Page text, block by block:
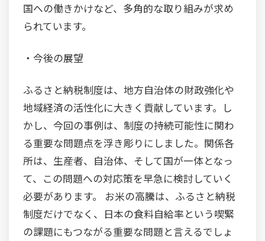
国への働きかけなど、多角的な取り組みが求め
られています。
・今後の展望
ふるさと納税制度は、地方自治体の財政強化や
地域経済の活性化に大きく貢献しています。し
かし、今回の事例は、制度の持続可能性に関わ
る重要な問題点を浮き彫りにしました。関係各
所は、生産者、自治体、そして国が一体となっ
て、この問題への対応策を早急に検討していく
必要があります。 お米の高騰は、ふるさと納税
制度だけでなく、日本の食料自給率という喫緊
の課題にもつながる重要な問題と言えるでしょ